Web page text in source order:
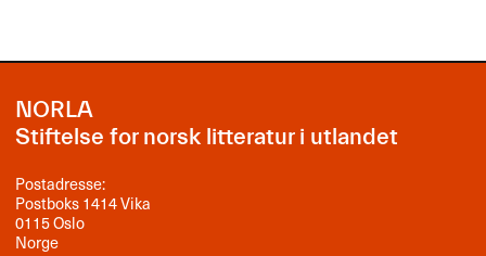
NORLA
Stiftelse for norsk litteratur i utlandet
Postadresse:
Postboks 1414 Vika
0115 Oslo
Norge